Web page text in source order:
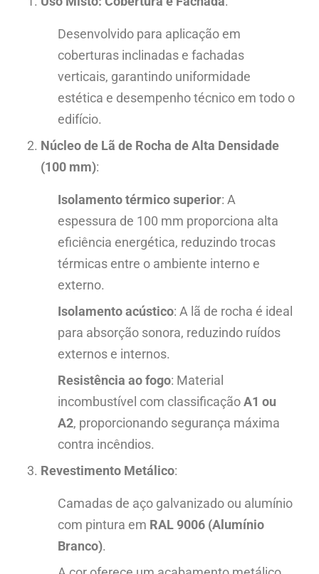
Desenvolvido para aplicação em
coberturas inclinadas e fachadas
verticais, garantindo uniformidade
estética e desempenho técnico em todo o
edifício.
Núcleo de Lã de Rocha de Alta Densidade
(100 mm):
Isolamento térmico superior: A
espessura de 100 mm proporciona alta
eficiência energética, reduzindo trocas
térmicas entre o ambiente interno e
externo.
Isolamento acústico: A lã de rocha é ideal
para absorção sonora, reduzindo ruídos
externos e internos.
Resistência ao fogo: Material
incombustível com classificaçãoA1 ou
A2, proporcionando segurança máxima
contra incêndios.
Revestimento Metálico:
Camadas de aço galvanizado ou alumínio
com pintura em RAL 9006 (Alumínio
Branco).